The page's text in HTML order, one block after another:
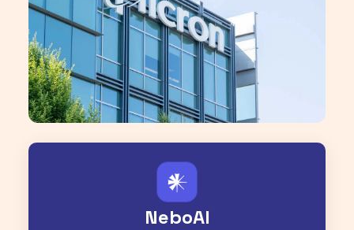
𒀭
NeboAI